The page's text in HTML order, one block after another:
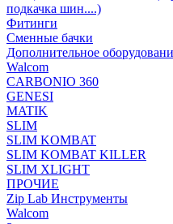
подкачка шин....)
Фитинги
Сменные бачки
Дополнительное
Walcom
CARBONIO 360
GENESI
MATIK
SLIM
SLIM KOMBAT
SLIM KOMBAT KILLER
SLIM XLIGHT
ПРОЧИЕ
Zip Lab Инструменты
Walсom